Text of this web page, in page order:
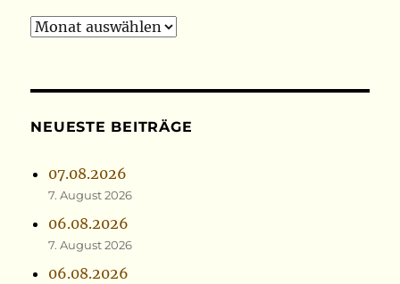
Archiv
NEUESTE BEITRÄGE
07.08.2026
7. August 2026
06.08.2026
7. August 2026
06.08.2026